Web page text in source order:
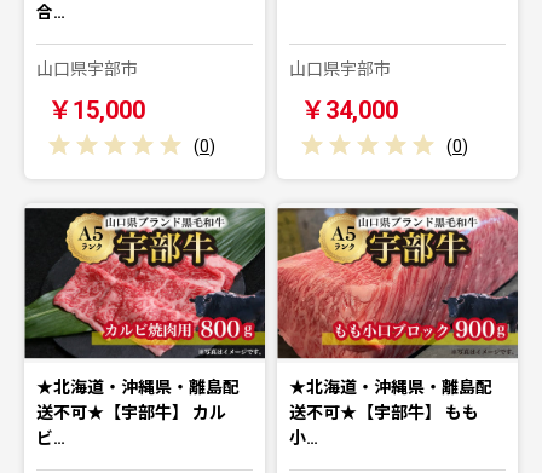
合…
山口県宇部市
￥15,000
(0)
山口県宇部市
￥34,000
(0)
★北海道・沖縄県・離島配
送不可★【宇部牛】 カル
ビ…
★北海道・沖縄県・離島配
送不可★【宇部牛】 もも
小…